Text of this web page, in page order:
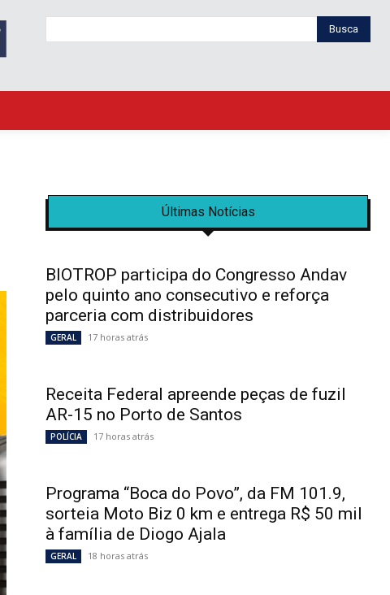
Busca
Últimas Notícias
BIOTROP participa do Congresso Andav
pelo quinto ano consecutivo e reforça
parceria com distribuidores
GERAL 17 horas atrás
Receita Federal apreende peças de fuzil
AR-15 no Porto de Santos
POLÍCIA 17 horas atrás
Programa “Boca do Povo”, da FM 101.9,
sorteia Moto Biz 0 km e entrega R$ 50 mil
à família de Diogo Ajala
GERAL 18 horas atrás